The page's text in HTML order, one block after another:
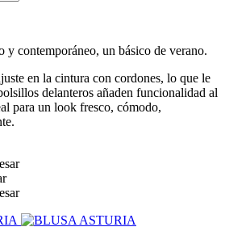
y contemporáneo, un básico de verano.
en la cintura con cordones, lo que le
delanteros añaden funcionalidad al
para un look fresco, cómodo,